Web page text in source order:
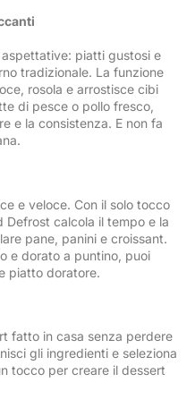
aspettative: piatti gustosi e
tradizionale. La funzione
rosola e arrostisce cibi
di pesce o pollo fresco,
e la consistenza. E non fa
e veloce. Con il solo tocco
Defrost calcola il tempo e la
pane, panini e croissant.
e dorato a puntino, puoi
piatto doratore.
fatto in casa senza perdere
gli ingredienti e seleziona
tocco per creare il dessert